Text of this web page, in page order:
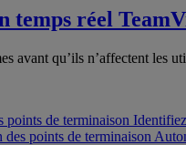
temps réel
avant qu’ils n’affectent les
points de terminaison
des points de terminaison